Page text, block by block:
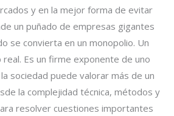
y en la mejor forma de evitar
un puñado de empresas gigantes
se convierta en un monopolio. Un
Es un firme exponente de uno
sociedad puede valorar más de un
la complejidad técnica, métodos y
resolver cuestiones importantes